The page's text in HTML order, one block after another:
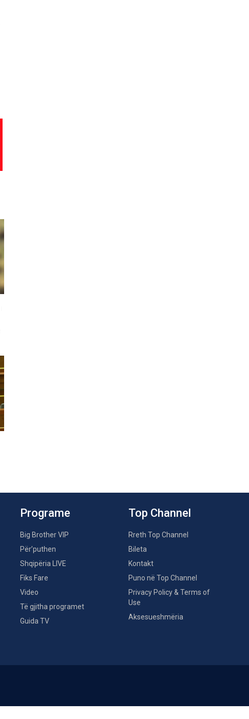
Programe
Big Brother VIP
Për’puthen
Shqipëria LIVE
Fiks Fare
Video
Të gjitha programet
Guida TV
Top Channel
Rreth Top Channel
Bileta
Kontakt
Puno në Top Channel
Privacy Policy & Terms of
Use
Aksesueshmëria